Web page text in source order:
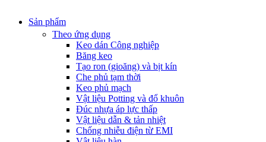
Sản phẩm
Theo ứng dụng
Keo dán Công nghiệp
Băng keo
Tạo ron (gioăng) và bịt kín
Che phủ tạm thời
Keo phủ mạch
Vật liệu Potting và đổ khuôn
Đúc nhựa áp lực thấp
Vật liệu dẫn & tản nhiệt
Chống nhiễu điện từ EMI